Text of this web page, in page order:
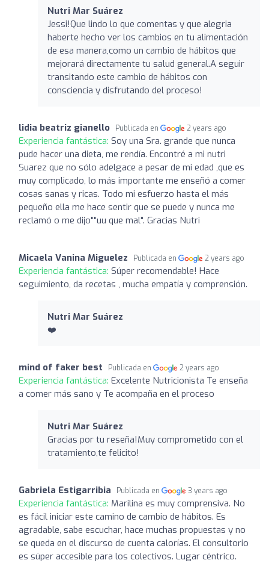
Nutri Mar Suárez ️
Jessi!Que lindo lo que comentas y que alegria
haberte hecho ver los cambios en tu alimentación
de esa manera,como un cambio de hábitos que
mejorará directamente tu salud general.A seguir
transitando este cambio de hábitos con
consciencia y disfrutando del proceso!
lidia beatriz gianello Publicada en 2 years ago
Experiencia fantástica: Soy una Sra. grande que nunca
pude hacer una dieta, me rendía. Encontré a mi nutri
Suarez que no sólo adelgace a pesar de mi edad ,que es
muy complicado, lo más importante me enseñó a comer
cosas sanas y ricas. Todo mi esfuerzo hasta el más
pequeño ella me hace sentir que se puede y nunca me
reclamó o me dijo""uu que mal". Gracias Nutri
Micaela Vanina Miguelez Publicada en 2 years ago
Experiencia fantástica: Súper recomendable! Hace
seguimiento, da recetas , mucha empatía y comprensión.
Nutri Mar Suárez ️
❤️
mind of faker best Publicada en 2 years ago
Experiencia fantástica: Excelente Nutricionista Te enseña
a comer más sano y Te acompaña en el proceso
Nutri Mar Suárez ️
Gracias por tu reseña!Muy comprometido con el
tratamiento,te felicito!
Gabriela Estigarribia Publicada en 3 years ago
Experiencia fantástica: Marilina es muy comprensiva. No
es fácil iniciar este camino de cambio de hábitos. Es
agradable, sabe escuchar, hace muchas propuestas y no
se queda en el discurso de cuenta calorías. El consultorio
es súper accesible para los colectivos. Lugar céntrico.